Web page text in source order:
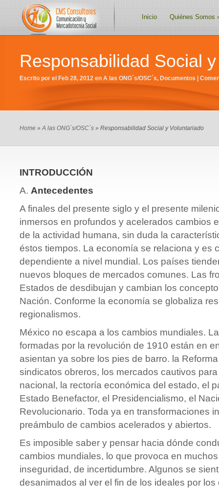
Inicio Quiénes Somos
Responsabilidad Social
Escrito por el Feb 28, 2012 en A las ONG´s/OSC´s, Documentos
Home »A las ONG´s/OSC´s » Responsabilidad Social y Voluntariado
INTRODUCCIÓN
A. Antecedentes
A finales del presente siglo y el presente
inmersos en profundos y acelerados cambios
de la actividad humana, sin duda la
éstos tiempos. La economía se relaciona y es
dependiente a nivel mundial. Los países
nuevos bloques de mercados comunes. Las
Estados de desdibujan y cambian los
Nación. Conforme la economía se globaliza
regionalismos.
México no escapa a los cambios mundiales.
formadas por la revolución de 1910 están en
asientan ya sobre los pies de barro. la
sindicatos obreros, los mercados cautivos
nacional, la rectoría económica del estado, el
Estado Benefactor, el Presidencialismo, el
Revolucionario. Toda ya en transformaciones
preámbulo de cambios acelerados y abiertos.
Es imposible saber y pensar hacia dónde
cambios mundiales, lo que provoca en
inseguridad, de incertidumbre. Algunos se
desanimados al ver el fin de los ideales por